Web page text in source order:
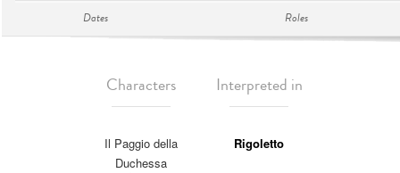
Dates Roles
Characters Interpreted in
Il Paggio della
Duchessa
Rigoletto